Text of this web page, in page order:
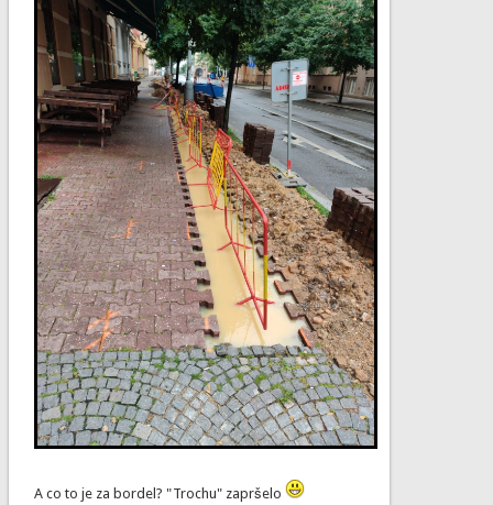
A co to je za bordel? "Trochu" zapršelo